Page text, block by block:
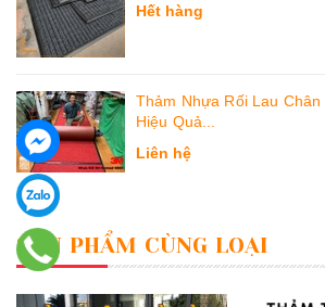
Hết hàng
Thảm Nhựa Rối Lau
Hiệu Quả...
Liên hệ
SẢN PHẨM CÙNG LOẠI